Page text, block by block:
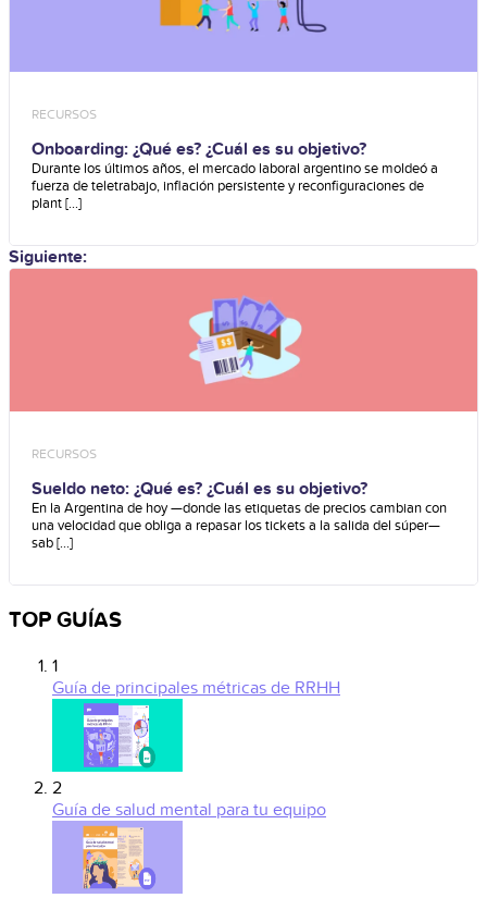
RECURSOS
Onboarding: ¿Qué es? ¿Cuál es su objetivo?
Durante los últimos años, el mercado laboral argentino se moldeó a
fuerza de teletrabajo, inflación persistente y reconfiguraciones de
plant [...]
Siguiente:
RECURSOS
Sueldo neto: ¿Qué es? ¿Cuál es su objetivo?
En la Argentina de hoy —donde las etiquetas de precios cambian con
una velocidad que obliga a repasar los tickets a la salida del súper—
sab [...]
TOP GUÍAS
1
Guía de principales métricas de RRHH
2
Guía de salud mental para tu equipo